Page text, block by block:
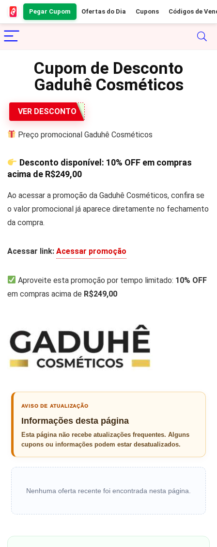
Pegar Cupom Ofertas do Dia Cupons Códigos de
Cupom de Desconto
Gaduhê Cosméticos
VER DESCONTO
Preço promocional Gaduhê Cosméticos
Desconto disponível: 10% OFFem compras
acima de R$249,00
Ao acessar a promoção da Gaduhê Cosméticos, confira se
o valor promocional já aparece diretamente no fechamento
da compra.
Acessar link: Acessar promoção
Aproveite esta promoção por tempo limitado: 10% OFF
em compras acima de R$249,00
AVISO DE ATUALIZAÇÃO
Informações desta página
Esta página não recebe atualizações frequentes. Alguns
cupons ou informações podem estar desatualizados.
Nenhuma oferta recente foi encontrada nesta página.